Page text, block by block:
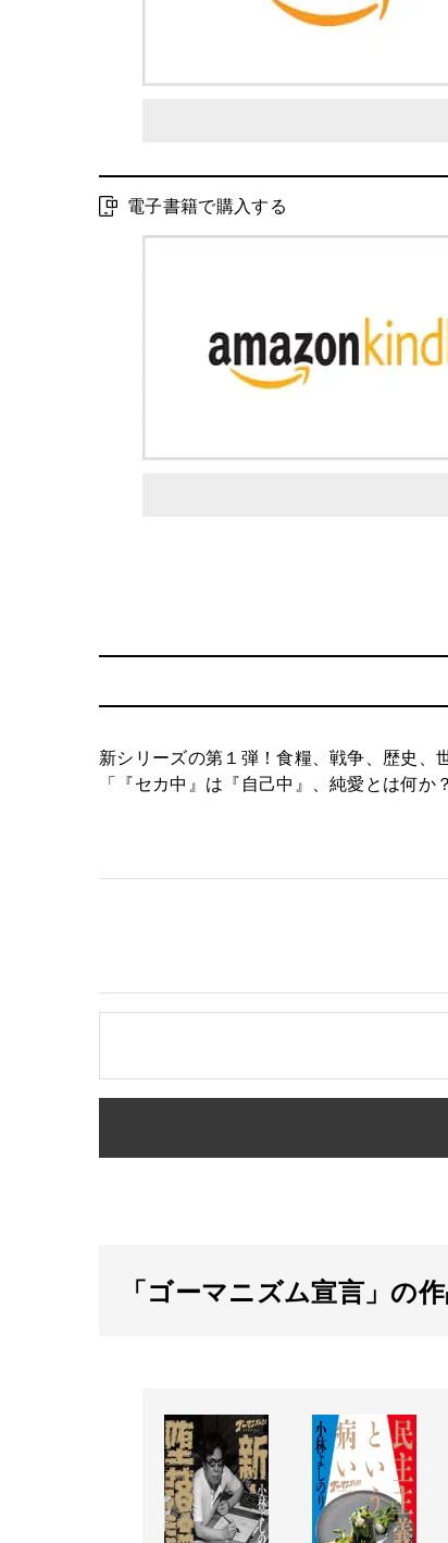
電子書籍で購入する
新シリーズの第１弾！食糧、戦争、歴史
「『セカ中』は『自己中』、純愛とは何か
「ゴーマニズム宣言」の